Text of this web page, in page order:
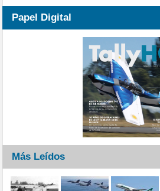
Papel Digital
Más Leídos